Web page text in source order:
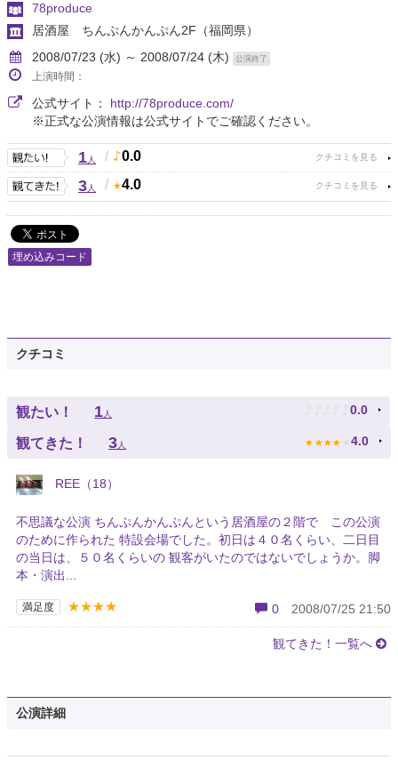
78produce
居酒屋 ちんぷんかんぷん2F （福岡県）
2008/07/23 (水) ～ 2008/07/24 (木)
公演終了
上演時間：
公式サイト： http://78produce.com/
※正式な公演情報は公式サイトでご確認ください。
1人 / 0.0
3人 / 4.0
埋め込みコード
クチコミ
観たい！ 1人 ♪ ♪ ♪ ♪ ♪ 0.0
観てきた！ 3人 ★ ★ ★ ★ ★ 4.0
REE（18）
不思議な公演 ちんぷんかんぷんという居酒屋の２階で この公演
のために作られた 特設会場でした。初日は４０名くらい、二日目
の当日は、５０名くらいの 観客がいたのではないでしょうか。脚
本・演出...
満足度 ★★★★ 0 2008/07/25 21:50
観てきた！一覧へ
公演詳細